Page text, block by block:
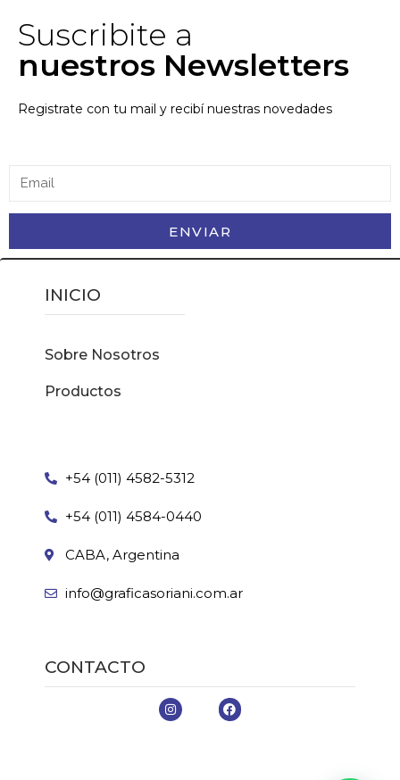
Suscribite a
nuestros Newsletters
Registrate con tu mail y recibí nuestras novedades
ENVIAR
INICIO
Sobre Nosotros
Productos
+54 (011) 4582-5312
+54 (011) 4584-0440
CABA, Argentina
info@graficasoriani.com.ar
CONTACTO